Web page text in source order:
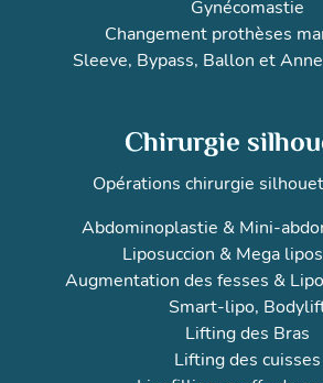
Gynécomastie
Changement prothèses
Sleeve, Bypass, Ballon et
Chirurgie
Opérations chirurgie
Abdominoplastie & Mini-
Liposuccion & Mega
Augmentation des fesses &
Smart-lipo,
Lifting des Bras
Lifting des cuisses